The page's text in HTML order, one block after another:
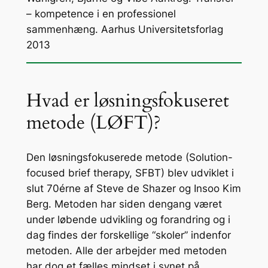
– kompetence i en professionel
sammenhæng. Aarhus Universitetsforlag
2013
Hvad er løsningsfokuseret
metode (LØFT)?
Den løsningsfokuserede metode (Solution-
focused brief therapy, SFBT) blev udviklet i
slut 70érne af Steve de Shazer og Insoo Kim
Berg. Metoden har siden dengang været
under løbende udvikling og forandring og i
dag findes der forskellige “skoler” indenfor
metoden. Alle der arbejder med metoden